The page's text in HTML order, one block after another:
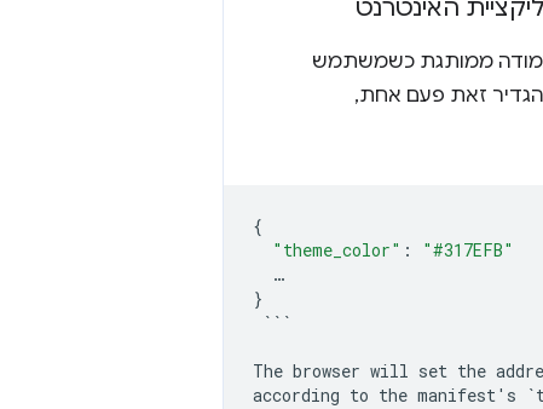
האינטרנט
ממותגת כשמשתמש
זאת פעם אחת,
{
"theme_color" :
"#317EFB"
…
}
` ``
The browser will set the
according to the manifest's `